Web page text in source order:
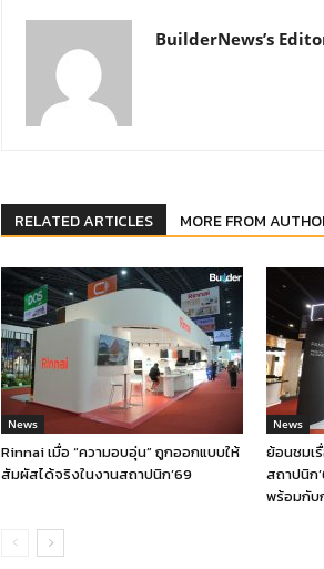
BuilderNews’s
RELATED ARTICLES MORE FROM
News
Rinnai เมื่อ “ความอบอุ่น” ถูกออกแบบให้
สัมผัสได้จริงในงานสถาปนิก’69
News
ย้อนชมเ
สถาปนิก
พร้อมกับ